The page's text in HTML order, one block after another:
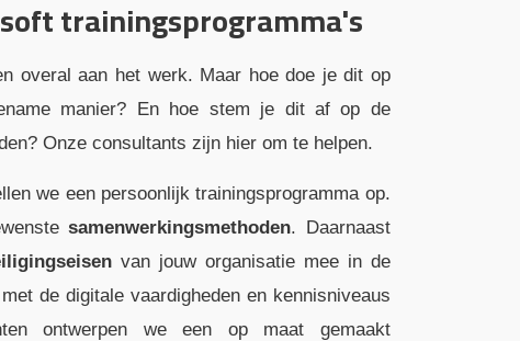
trainingsprogramma's
overal aan het werk. Maar hoe doe je dit op
manier? En hoe stem je dit af op de
Onze consultants zijn hier om te helpen.
we een persoonlijk trainingsprogramma op.
samenwerkingsmethoden. Daarnaast
van jouw organisatie mee in de
de digitale vaardigheden en kennisniveaus
ontwerpen we een op maat gemaakt